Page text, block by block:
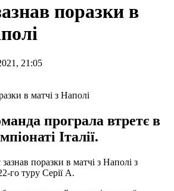
поразки в
21:05
програла втретє в
Італії.
поразки в матчі з Наполі з
го туру Серії А.